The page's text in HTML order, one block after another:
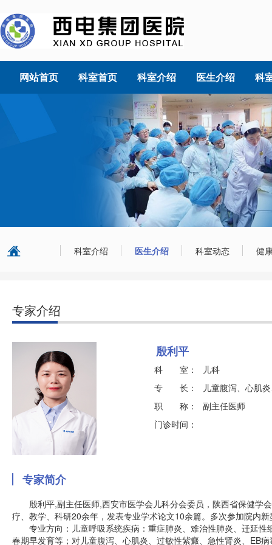
网站首页 科室首页 科室介绍 医生介绍 科
科室介绍 医生介绍 科室动态 健
专家介绍
殷利平
科 室：
儿科
专 长：
儿童腹泻、心肌
职 称：
副主任医师
门诊时间：
专家简介
殷利平,副主任医师,西安市医学会儿科分会委员，陕西省保健学
疗、教学、科研20余年，发表专业学术论文10余篇。多次参加院内
专业方向：儿童呼吸系统疾病：重症肺炎、难治性肺炎、迁延性
春期早发育等；对儿童腹泻、心肌炎、过敏性紫癜、急性肾炎、EB